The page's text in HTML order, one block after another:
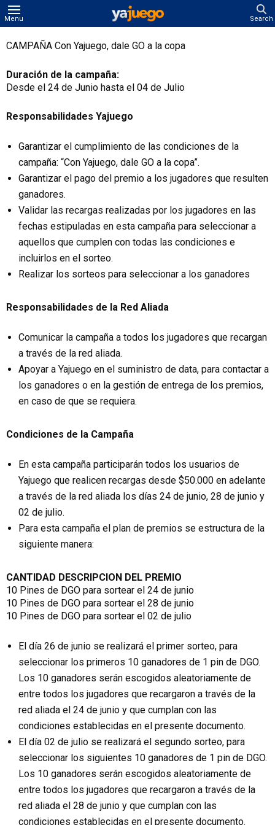
Menu Search
CAMPAÑA Con Yajuego, dale GO a la copa
Duración de la campaña:
Desde el 24 de Junio hasta el 04 de Julio
Responsabilidades Yajuego
Garantizar el cumplimiento de las condiciones de la
campaña: “Con Yajuego, dale GO a la copa”.
Garantizar el pago del premio a los jugadores que resulten
ganadores.
Validar las recargas realizadas por los jugadores en las
fechas estipuladas en esta campaña para seleccionar a
aquellos que cumplen con todas las condiciones e
incluirlos en el sorteo.
Realizar los sorteos para seleccionar a los ganadores
Responsabilidades de la Red Aliada
Comunicar la campaña a todos los jugadores que recargan
a través de la red aliada.
Apoyar a Yajuego en el suministro de data, para contactar a
los ganadores o en la gestión de entrega de los premios,
en caso de que se requiera.
Condiciones de la Campaña
En esta campaña participarán todos los usuarios de
Yajuego que realicen recargas desde $50.000 en adelante
a través de la red aliada los días 24 de junio, 28 de junio y
02 de julio.
Para esta campaña el plan de premios se estructura de la
siguiente manera:
CANTIDAD DESCRIPCION DEL PREMIO
10 Pines de DGO para sortear el 24 de junio
10 Pines de DGO para sortear el 28 de junio
10 Pines de DGO para sortear el 02 de julio
El día 26 de junio se realizará el primer sorteo, para
seleccionar los primeros 10 ganadores de 1 pin de DGO.
Los 10 ganadores serán escogidos aleatoriamente de
entre todos los jugadores que recargaron a través de la
red aliada el 24 de junio y que cumplan con las
condiciones establecidas en el presente documento.
El día 02 de julio se realizará el segundo sorteo, para
seleccionar los siguientes 10 ganadores de 1 pin de DGO.
Los 10 ganadores serán escogidos aleatoriamente de
entre todos los jugadores que recargaron a través de la
red aliada el 28 de junio y que cumplan con las
condiciones establecidas en el presente documento.